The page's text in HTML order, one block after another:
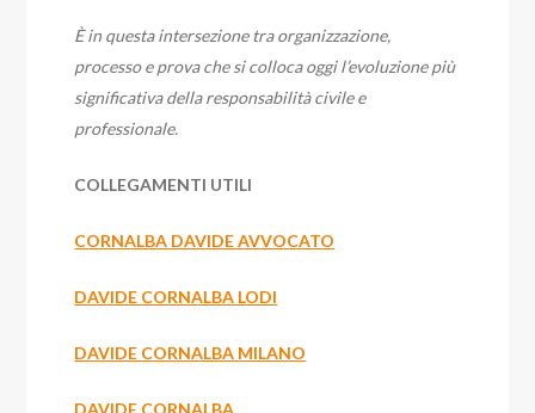
È in questa intersezione tra organizzazione,
processo e prova che si colloca oggi l’evoluzione più
significativa della responsabilità civile e
professionale.
COLLEGAMENTI UTILI
CORNALBA DAVIDE AVVOCATO
DAVIDE CORNALBA LODI
DAVIDE CORNALBA MILANO